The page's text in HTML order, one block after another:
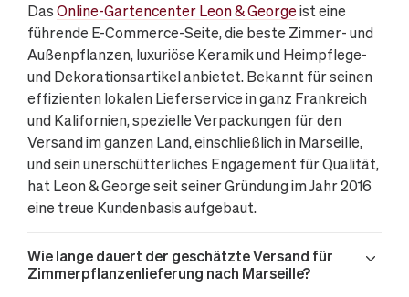
Das Online-Gartencenter Leon & George ist eine
führende E-Commerce-Seite, die beste Zimmer- und
Außenpflanzen, luxuriöse Keramik und Heimpflege-
und Dekorationsartikel anbietet. Bekannt für seinen
effizienten lokalen Lieferservice in ganz Frankreich
und Kalifornien, spezielle Verpackungen für den
Versand im ganzen Land, einschließlich in Marseille,
und sein unerschütterliches Engagement für Qualität,
hat Leon & George seit seiner Gründung im Jahr 2016
eine treue Kundenbasis aufgebaut.
Wie lange dauert der geschätzte Versand für
Zimmerpflanzenlieferung nach Marseille?